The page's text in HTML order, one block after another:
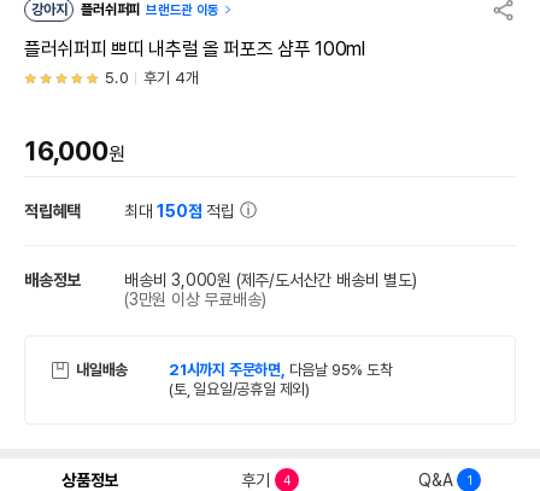
강아지 플러쉬퍼피 브랜드관 이동
플러쉬퍼피 쁘띠 내추럴 올 퍼포즈 샴푸 100ml
5.0 후기 4개
16,000원
적립혜택 최대150점 적립
배송정보 배송비 3,000원 (제주/도서산간 배송비 별도)
(3만원 이상 무료배송)
내일배송 21시까지 주문하면, 다음날 95% 도착
(토, 일요일/공휴일 제외)
상품정보 후기 4 Q&A 1